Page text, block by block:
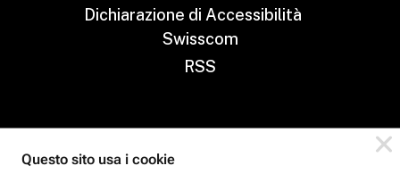
Dichiarazione di Accessibilità
Swisscom
RSS